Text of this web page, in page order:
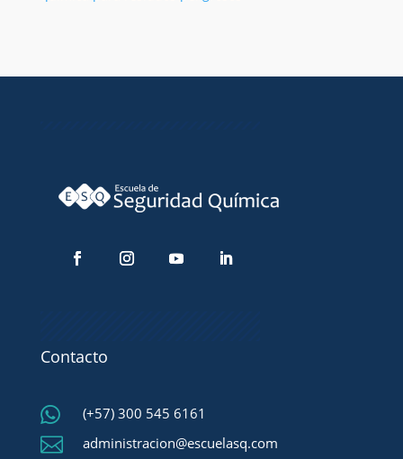
Contacto
 (+57) 300 545 6161
 administracion@escuelasq.com